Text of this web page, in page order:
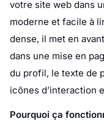
Mise en page
reproduit
native, ce qui
reconnaissable.
En-tête de
repère de